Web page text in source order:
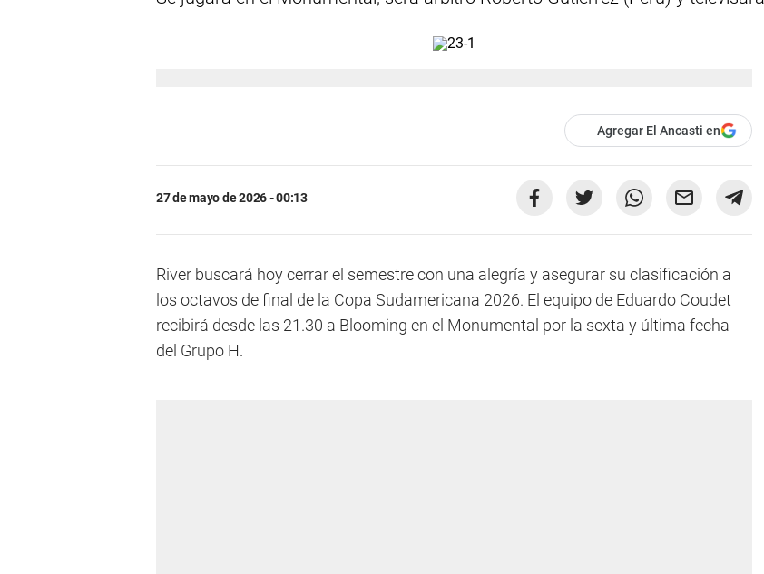
Agregar El Ancasti en
27 de mayo de 2026 - 00:13
River buscará hoy cerrar el semestre con una alegría y asegurar su clasificación a
los octavos de final de la Copa Sudamericana 2026. El equipo de Eduardo Coudet
recibirá desde las 21.30 a Blooming en el Monumental por la sexta y última fecha
del Grupo H.